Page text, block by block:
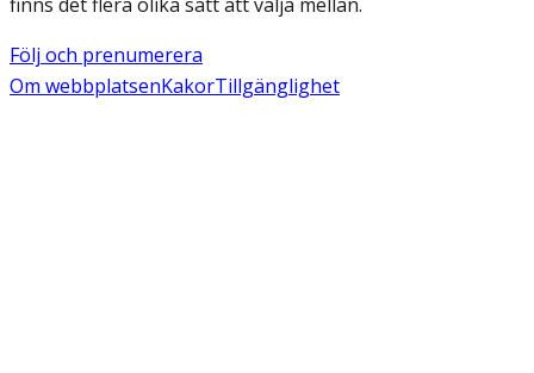
Följ och prenumerera
Om webbplatsenKakorTillgänglighet